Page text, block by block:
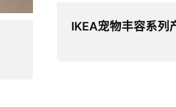
IKEA宠物丰容系列